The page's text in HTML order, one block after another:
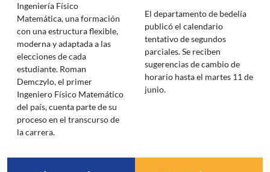
Ingeniería Físico
Matemática, una formación
con una estructura flexible,
moderna y adaptada a las
elecciones de cada
estudiante. Roman
Demczylo, el primer
Ingeniero Físico Matemático
del país, cuenta parte de su
proceso en el transcurso de
la carrera.
El departamento de bedelía
publicó el calendario
tentativo de segundos
parciales. Se reciben
sugerencias de cambio de
horario hasta el martes 11 de
junio.